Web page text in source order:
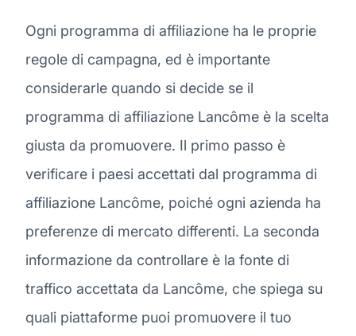
Ogni programma di affiliazione ha le proprie
regole di campagna, ed è importante
considerarle quando si decide se il
programma di affiliazione Lancôme è la scelta
giusta da promuovere. Il primo passo è
verificare i paesi accettati dal programma di
affiliazione Lancôme, poiché ogni azienda ha
preferenze di mercato differenti. La seconda
informazione da controllare è la fonte di
traffico accettata da Lancôme, che spiega su
quali piattaforme puoi promuovere il tuo